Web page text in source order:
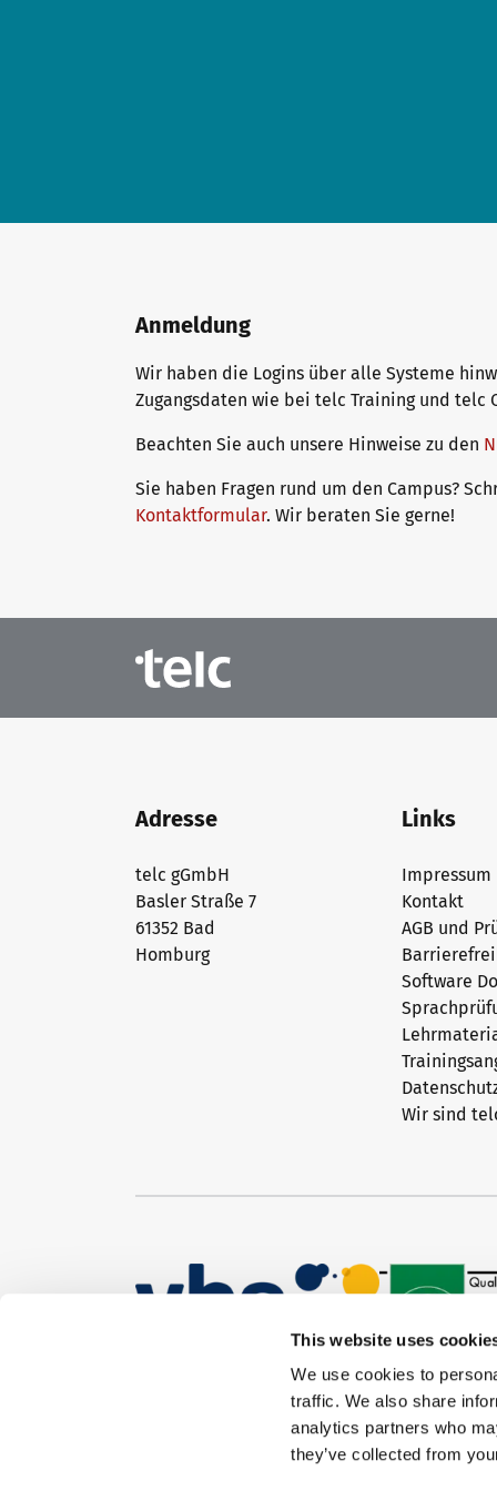
This website uses
We use cookies to
traffic. We also share
analytics partners who
they’ve collected from
Anmeldung
Wir haben die Logins über alle Systeme
Zugangsdaten wie bei telc Training und telc
Beachten Sie auch unsere Hinweise zu den
Sie haben Fragen rund um den Campus?
Kontaktformular. Wir beraten Sie gerne!
Adresse
telc gGmbH
Basler Straße 7
61352 Bad
Homburg
Links
Impressum
Kontakt
AGB und
Software
Wir sind